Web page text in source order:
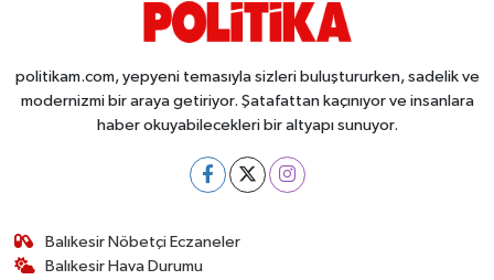
politikam.com, yepyeni temasıyla sizleri buluştururken, sadelik ve
modernizmi bir araya getiriyor. Şatafattan kaçınıyor ve insanlara
haber okuyabilecekleri bir altyapı sunuyor.
Balıkesir Nöbetçi Eczaneler
Balıkesir Hava Durumu